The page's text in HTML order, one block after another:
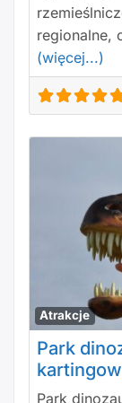
regionalne,
(więcej...)
Atrakcje
Park
Park